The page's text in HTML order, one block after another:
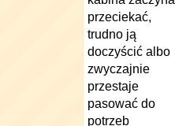
przeciekać,
trudno ją
doczyścić albo
zwyczajnie
przestaje
pasować do
potrzeb